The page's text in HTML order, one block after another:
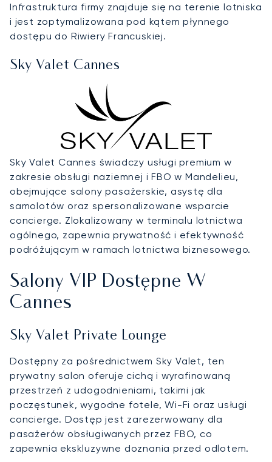
Infrastruktura firmy znajduje się na terenie lotniska
i jest zoptymalizowana pod kątem płynnego
dostępu do Riwiery Francuskiej.
Sky Valet Cannes
Sky Valet Cannes świadczy usługi premium w
zakresie obsługi naziemnej i FBO w Mandelieu,
obejmujące salony pasażerskie, asystę dla
samolotów oraz spersonalizowane wsparcie
concierge. Zlokalizowany w terminalu lotnictwa
ogólnego, zapewnia prywatność i efektywność
podróżującym w ramach lotnictwa biznesowego.
Salony VIP Dostępne W
Cannes
Sky Valet Private Lounge
Dostępny za pośrednictwem Sky Valet, ten
prywatny salon oferuje cichą i wyrafinowaną
przestrzeń z udogodnieniami, takimi jak
poczęstunek, wygodne fotele, Wi-Fi oraz usługi
concierge. Dostęp jest zarezerwowany dla
pasażerów obsługiwanych przez FBO, co
zapewnia ekskluzywne doznania przed odlotem.